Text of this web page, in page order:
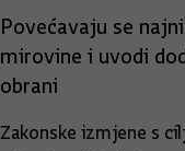
Povećavaju se
mirovine i uvodi
obrani
Zakonske izmjene s